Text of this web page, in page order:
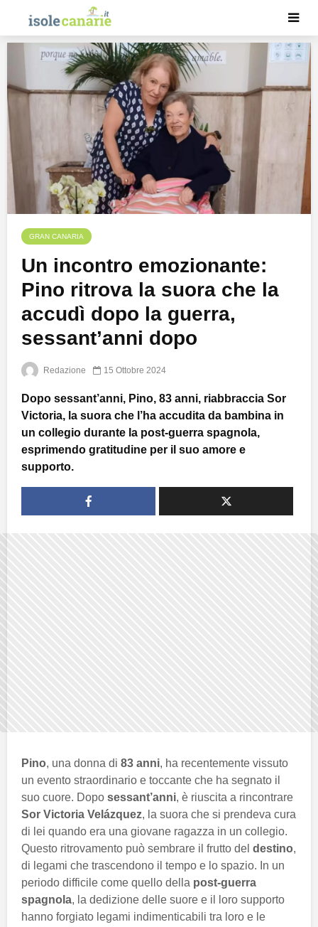
GRAN CANARIA
Un incontro emozionante:
Pino ritrova la suora che la
accudì dopo la guerra,
sessant’anni dopo
Redazione 15 Ottobre 2024
Dopo sessant’anni, Pino, 83 anni, riabbraccia Sor
Victoria, la suora che l’ha accudita da bambina in
un collegio durante la post-guerra spagnola,
esprimendo gratitudine per il suo amore e
supporto.
Pino, una donna di 83 anni, ha recentemente vissuto
un evento straordinario e toccante che ha segnato il
suo cuore. Dopo sessant’anni, è riuscita a rincontrare
Sor Victoria Velázquez, la suora che si prendeva cura
di lei quando era una giovane ragazza in un collegio.
Questo ritrovamento può sembrare il frutto del destino,
di legami che trascendono il tempo e lo spazio. In un
periodo difficile come quello della post-guerra
spagnola, la dedizione delle suore e il loro supporto
hanno forgiato legami indimenticabili tra loro e le